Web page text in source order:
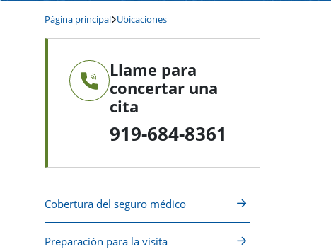
Página principal Ubicaciones
Llame para
concertar una
cita
919-684-8361
Cobertura del seguro médico
Preparación para la visita